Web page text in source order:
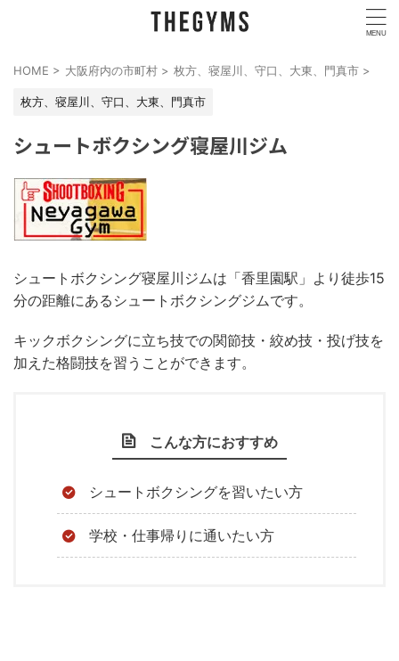
HOME > 大阪府内の市町村 > 枚方、寝屋川、守口、大東、門真市 >
枚方、寝屋川、守口、大東、門真市
シュートボクシング寝屋川ジム
シュートボクシング寝屋川ジムは「香里園駅」より徒歩15
分の距離にあるシュートボクシングジムです。
キックボクシングに立ち技での関節技・絞め技・投げ技を
加えた格闘技を習うことができます。
こんな方におすすめ
シュートボクシングを習いたい方
学校・仕事帰りに通いたい方